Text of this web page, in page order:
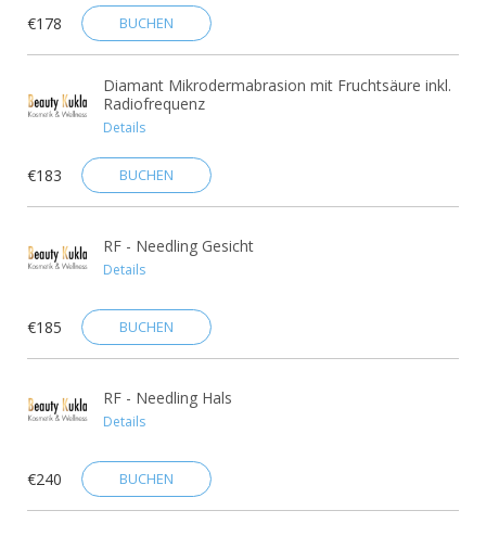
€178 BUCHEN
Diamant Mikrodermabrasion mit Fruchtsäure inkl.
Radiofrequenz
Details
€183 BUCHEN
RF - Needling Gesicht
Details
€185 BUCHEN
RF - Needling Hals
Details
€240 BUCHEN